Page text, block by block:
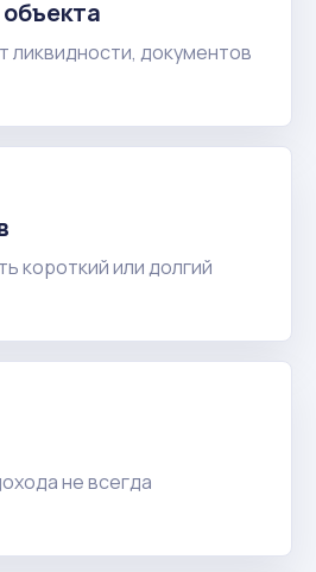
ликвидности, документов
короткий или долгий
не всегда